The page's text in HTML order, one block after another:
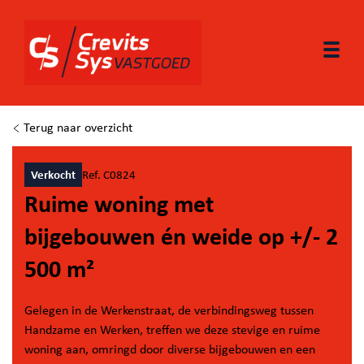
Terug naar overzicht
Verkocht Ref. C0824
Ruime woning met
bijgebouwen én weide op +/- 2
500 m²
Gelegen in de Werkenstraat, de verbindingsweg tussen
Handzame en Werken, treffen we deze stevige en ruime
woning aan, omringd door diverse bijgebouwen en een